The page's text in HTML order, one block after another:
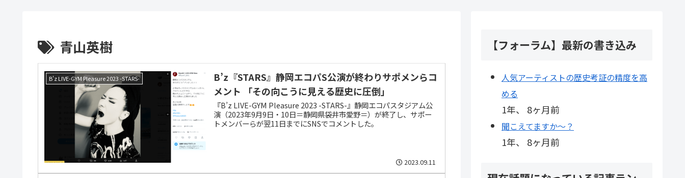
青山英樹
B'z LIVE-GYM Pleasure 2023 -STARS-
B’z『STARS』静岡エコパS公演が終わりサポメンらコ
メント 「その向こうに見える歴史に圧倒」
『B’z LIVE-GYM Pleasure 2023 -STARS-』静岡エコパスタジアム公
演（2023年9月9日・10日＝静岡県袋井市愛野＝）が終了し、サポー
トメンバーらが翌11日までにSNSでコメントした。
2023.09.11
【フォーラム】最新の書き込み
人気アーティストの歴史考証の精度を高
める
1年、 8ヶ月前
聞こえてますか～？
1年、 8ヶ月前